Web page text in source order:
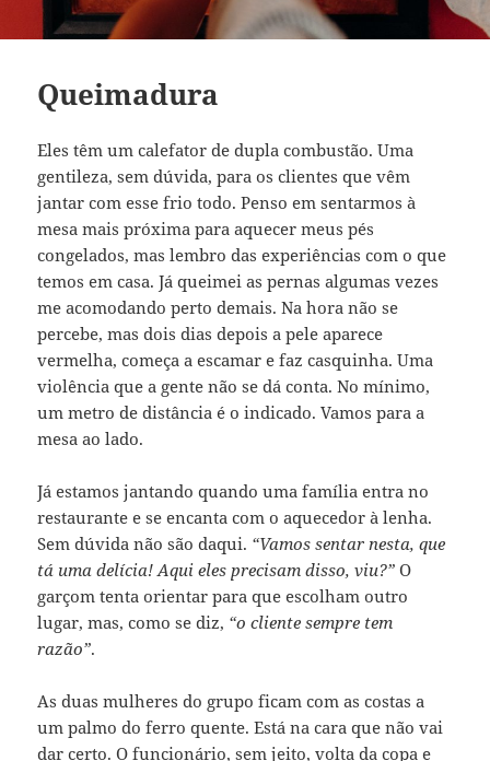
Queimadura
Eles têm um calefator de dupla combustão. Uma
gentileza, sem dúvida, para os clientes que vêm
jantar com esse frio todo. Penso em sentarmos à
mesa mais próxima para aquecer meus pés
congelados, mas lembro das experiências com o que
temos em casa. Já queimei as pernas algumas vezes
me acomodando perto demais. Na hora não se
percebe, mas dois dias depois a pele aparece
vermelha, começa a escamar e faz casquinha. Uma
violência que a gente não se dá conta. No mínimo,
um metro de distância é o indicado. Vamos para a
mesa ao lado.
Já estamos jantando quando uma família entra no
restaurante e se encanta com o aquecedor à lenha.
Sem dúvida não são daqui. “Vamos sentar nesta, que
tá uma delícia! Aqui eles precisam disso, viu?” O
garçom tenta orientar para que escolham outro
lugar, mas, como se diz, “o cliente sempre tem
razão”.
As duas mulheres do grupo ficam com as costas a
um palmo do ferro quente. Está na cara que não vai
dar certo. O funcionário, sem jeito, volta da copa e